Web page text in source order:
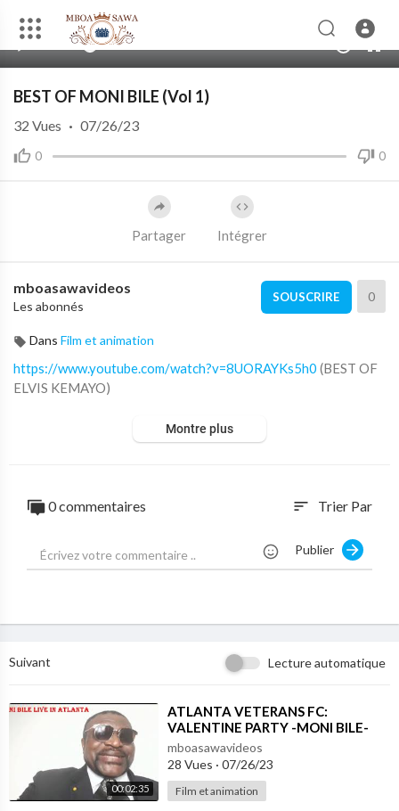
BEST OF MONI BILE (Vol 1)
0 0
32 Vues · 07/26/23
Partager Intégrer
mboasawavideos
Les abonnés
SOUSCRIRE 0
Dans Film et animation
https://www.youtube.com/watch?v=8UORAYKs5h0 (BEST OF
ELVIS KEMAYO)
Montre plus
0 commentaires sort Trier Par
Publier
Suivant Lecture automatique
00:02:35
⁣ATLANTA VETERANS FC:
VALENTINE PARTY -MONI BILE-
CONFIRMATION
mboasawavideos
28 Vues · 07/26/23
Film et animation